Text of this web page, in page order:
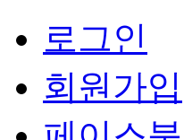
로그인
회원가입